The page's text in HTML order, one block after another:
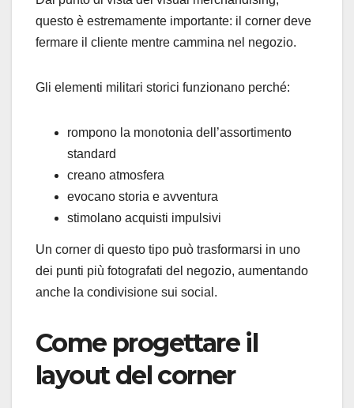
questo è estremamente importante: il corner deve
fermare il cliente mentre cammina nel negozio.
Gli elementi militari storici funzionano perché:
rompono la monotonia dell’assortimento
standard
creano atmosfera
evocano storia e avventura
stimolano acquisti impulsivi
Un corner di questo tipo può trasformarsi in uno
dei punti più fotografati del negozio, aumentando
anche la condivisione sui social.
Come progettare il
layout del corner